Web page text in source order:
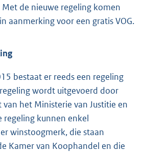
de nieuwe regeling komen
aanmerking voor een gratis VOG.
bestaat er reeds een regeling
regeling wordt uitgevoerd door
van het Ministerie van Justitie en
regeling kunnen enkel
winstoogmerk, die staan
Kamer van Koophandel en die